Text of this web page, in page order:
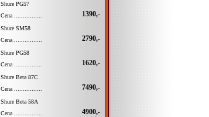
Shure PG57
Cena ................
1390,-
Shure SM58
Cena ................
2790,-
Shure PG58
Cena ................
1620,-
Shure Beta 87C
Cena ................
7490,-
Shure Beta 58A
Cena ................
4900,-